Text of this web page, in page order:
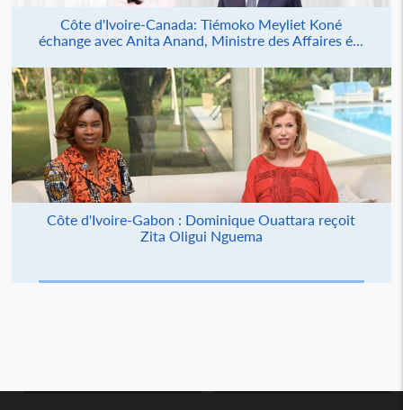
Côte d'Ivoire-Canada: Tiémoko Meyliet Koné
échange avec Anita Anand, Ministre des Affaires é...
Côte d'Ivoire-Gabon : Dominique Ouattara reçoit
Zita Oligui Nguema